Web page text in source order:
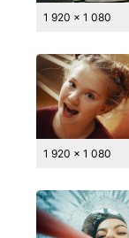
1 920 x 1 080
1 920 x 1 080